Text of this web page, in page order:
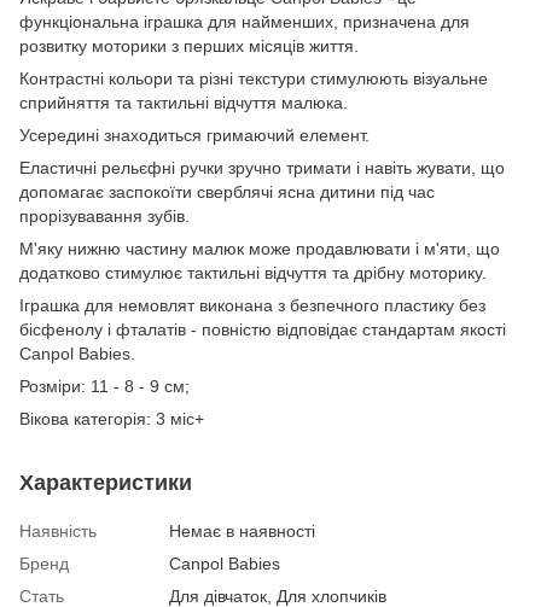
функціональна іграшка для найменших, призначена для
розвитку моторики з перших місяців життя.
Контрастні кольори та різні текстури стимулюють візуальне
сприйняття та тактильні відчуття малюка.
Усередині знаходиться гримаючий елемент.
Еластичні рельєфні ручки зручно тримати і навіть жувати, що
допомагає заспокоїти сверблячі ясна дитини під час
прорізувавання зубів.
М'яку нижню частину малюк може продавлювати і м'яти, що
додатково стимулює тактильні відчуття та дрібну моторику.
Іграшка для немовлят виконана з безпечного пластику без
бісфенолу і фталатів - повністю відповідає стандартам якості
Canpol Babies.
Розміри: 11 - 8 - 9 см;
Вікова категорія: 3 міс+
Характеристики
Наявність
Немає в наявності
Бренд
Canpol Babies
Стать
Для дівчаток, Для хлопчиків